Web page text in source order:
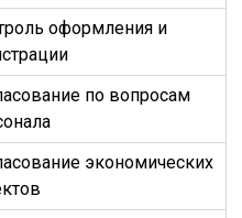
оформления и
по вопросам
экономических